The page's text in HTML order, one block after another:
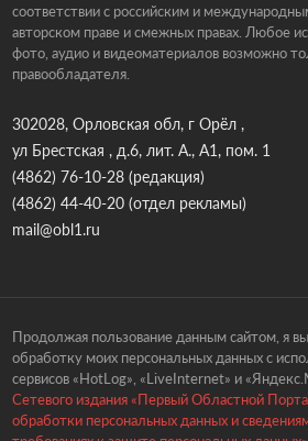
соответствии с российским и
авторском праве и смежных правах. Любое
фото, аудио и видеоматериалов возможно
правообладателя.
302028, Орловская обл, г Орёл ,
ул Брестская , д.6, лит. А., А1, пом. 1
(4862) 76-10-28(редакция)
(4862) 44-40-20(отдел рекламы)
mail@obl1.ru
Продолжая пользование данным сайтом, я
обработку моих персональных данных с
сервисов «HotLog», «LiveInternet» и
Сетевого издания «Первый Областной
обработки персональных данных и